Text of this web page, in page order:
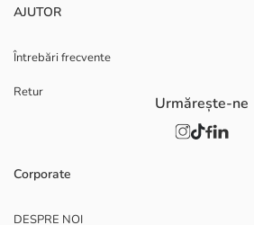
AJUTOR
Întrebări frecvente
Retur
Corporate
DESPRE NOI
Urmărește-ne